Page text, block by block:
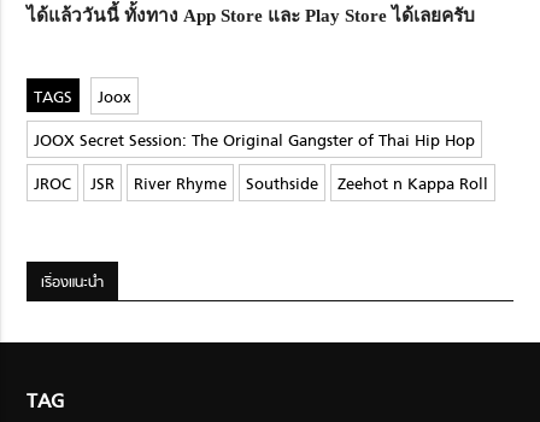
ได้แล้ววันนี้ ทั้งทาง App Store และ Play Store ได้เลยครับ
Joox
JOOX Secret Session: The Original Gangster of Thai Hip Hop
JROC
JSR River Rhyme Southside Zeehot n Kappa Roll
เรื่องแนะนำ
TAG